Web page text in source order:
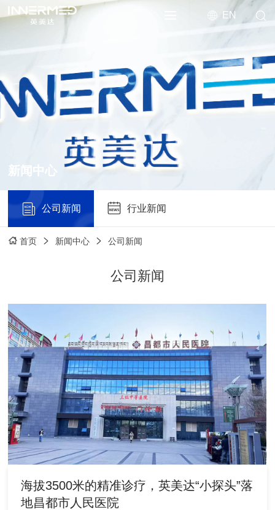
EN
新闻中心
公司新闻 行业新闻
首页 新闻中心 公司新闻
公司新闻
海拔3500米的精准诊疗，英美达“小探头”落
地昌都市人民医院